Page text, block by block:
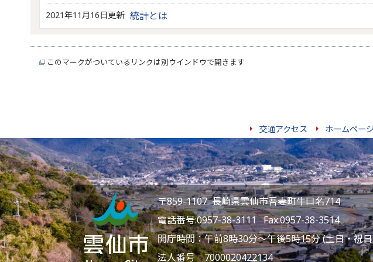
2021年11月16日更新 統計とは
このマークがついているリンクは別ウインドウで開きます
交通アクセス ホームペー
〒859-1107 長崎県雲仙市吾妻町牛口名714
電話番号:0957-38-3111Fax:0957-38-3514
開庁時間：午前8時30分～午後5時15分 (土日・祝
法人番号 7000020422134